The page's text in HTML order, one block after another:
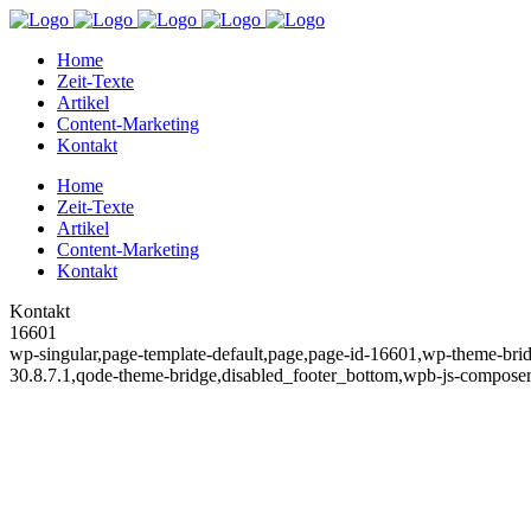
Home
Zeit-Texte
Artikel
Content-Marketing
Kontakt
Home
Zeit-Texte
Artikel
Content-Marketing
Kontakt
Kontakt
16601
wp-singular,page-template-default,page,page-id-16601,wp-theme-
30.8.7.1,qode-theme-bridge,disabled_footer_bottom,wpb-js-